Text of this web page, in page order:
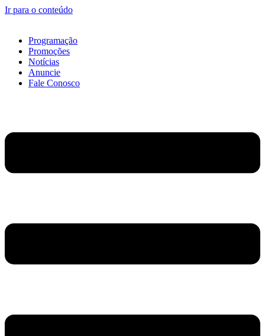
Ir para o conteúdo
Programação
Promoções
Notícias
Anuncie
Fale Conosco